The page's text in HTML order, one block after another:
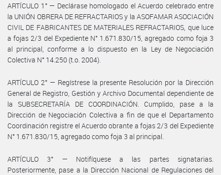
ARTÍCULO 1° — Declárase homologado el Acuerdo celebrado entre
la UNIÓN OBRERA DE REFRACTARIOS y la ASOFAMAR ASOCIACIÓN
CIVIL DE FABRICANTES DE MATERIALES REFRACTARIOS, que luce
a fojas 2/3 del Expediente N° 1.671.830/15, agregado como foja 3
al principal, conforme a lo dispuesto en la Ley de Negociación
Colectiva N° 14.250 (t.o. 2004).
ARTÍCULO 2° — Regístrese la presente Resolución por la Dirección
General de Registro, Gestión y Archivo Documental dependiente de
la SUBSECRETARÍA DE COORDINACIÓN. Cumplido, pase a la
Dirección de Negociación Colectiva a fin de que el Departamento
Coordinación registre el Acuerdo obrante a fojas 2/3 del Expediente
N° 1.671.830/15, agregado como foja 3 al principal.
ARTÍCULO 3° — Notifíquese a las partes signatarias.
Posteriormente, pase a la Dirección Nacional de Regulaciones del